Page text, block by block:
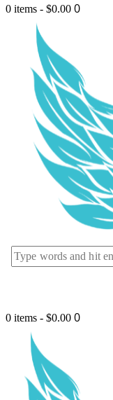
0 items - $0.00 0
0 items - $0.00 0